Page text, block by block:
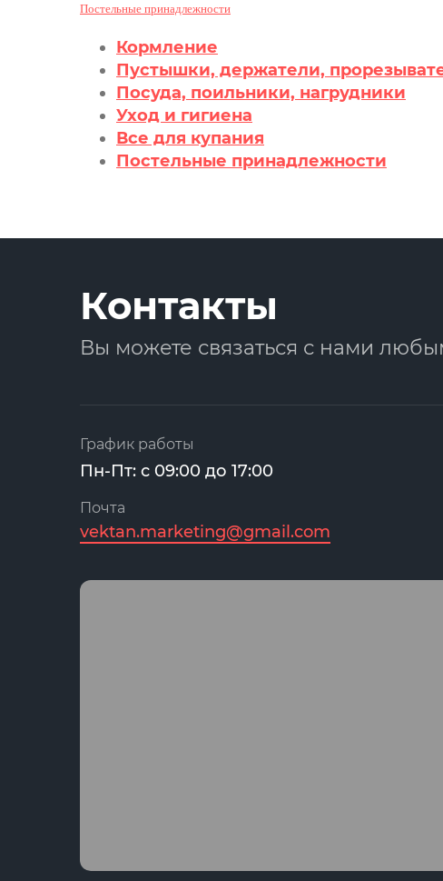
Постельные принадлежности
Кормление
Пустышки, держатели,
Посуда, поильники, нагрудники
Уход и гигиена
Все для купания
Постельные принадлежности
Контакты
Вы можете связаться с нами
График работы
Пн-Пт: с 09:00 до 17:00
Почта
vektan.marketing@gmail.com